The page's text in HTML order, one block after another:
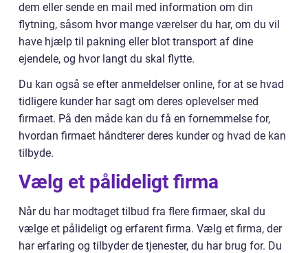
dem eller sende en mail med information om din
flytning, såsom hvor mange værelser du har, om du vil
have hjælp til pakning eller blot transport af dine
ejendele, og hvor langt du skal flytte.
Du kan også se efter anmeldelser online, for at se hvad
tidligere kunder har sagt om deres oplevelser med
firmaet. På den måde kan du få en fornemmelse for,
hvordan firmaet håndterer deres kunder og hvad de kan
tilbyde.
Vælg et pålideligt firma
Når du har modtaget tilbud fra flere firmaer, skal du
vælge et pålideligt og erfarent firma. Vælg et firma, der
har erfaring og tilbyder de tjenester, du har brug for. Du